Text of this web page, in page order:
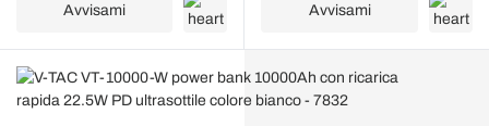
Avvisami Avvisami